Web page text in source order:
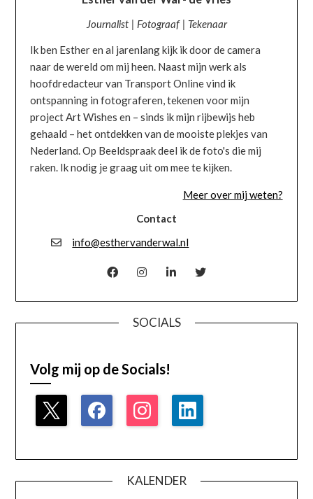
Journalist | Fotograaf | Tekenaar
Ik ben Esther en al jarenlang kijk ik door de camera
naar de wereld om mij heen. Naast mijn werk als
hoofdredacteur van Transport Online vind ik
ontspanning in fotograferen, tekenen voor mijn
project Art Wishes en – sinds ik mijn rijbewijs heb
gehaald – het ontdekken van de mooiste plekjes van
Nederland. Op Beeldspraak deel ik de foto's die mij
raken. Ik nodig je graag uit om mee te kijken.
Meer over mij weten?
Contact
info@esthervanderwal.nl
SOCIALS
Volg mij op de Socials!
KALENDER